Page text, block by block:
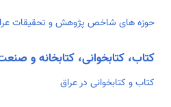
حوزه های شاخص پژوهش و تحقیقات
کتاب، کتابخوانی، کتابخانه و
کتاب و کتابخوانی در عراق